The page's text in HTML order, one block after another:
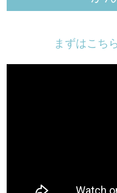
まずはこち